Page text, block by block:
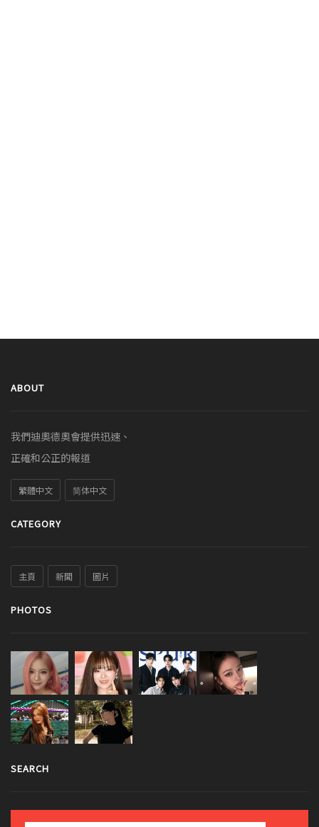
ABOUT
我們迪奧德奧會提供迅速、
正確和公正的報道
繁體中文 简体中文
CATEGORY
主頁 新聞 圖片
PHOTOS
SEARCH